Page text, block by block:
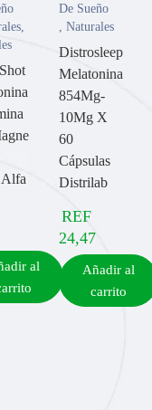
al
De Sueño
Naturales
Distrosleep
Melatonina
854Mg-
10Mg X
60
Cápsulas
Distrilab
REF
24,47
Añadir al
carrito